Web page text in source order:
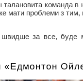
команда в
мати проблеми з
за все, буде
«Едмонтон